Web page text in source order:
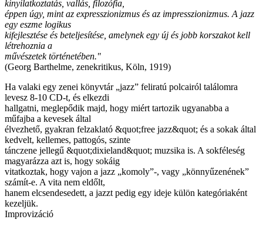
kinyilatkoztatás, vallás, filozófia,
éppen úgy, mint az expresszionizmus és az impresszionizmus. A jazz
egy eszme logikus
kifejlesztése és beteljesítése, amelynek egy új és jobb korszakot kell
létrehoznia a
művészetek történetében."
(Georg Barthelme, zenekritikus, Köln, 1919)
Ha valaki egy zenei könyvtár „jazz” feliratú polcairól találomra
levesz 8-10 CD-t, és elkezdi
hallgatni, meglepődik majd, hogy miért tartozik ugyanabba a
műfajba a kevesek által
élvezhető, gyakran felzaklató &quot;free jazz&quot; és a sokak által
kedvelt, kellemes, pattogós, szinte
tánczene jellegű &quot;dixieland&quot; muzsika is. A sokféleség
magyarázza azt is, hogy sokáig
vitatkoztak, hogy vajon a jazz „komoly”-, vagy „könnyűzenének”
számít-e. A vita nem eldőlt,
hanem elcsendesedett, a jazzt pedig egy ideje külön kategóriaként
kezeljük.
Improvizáció